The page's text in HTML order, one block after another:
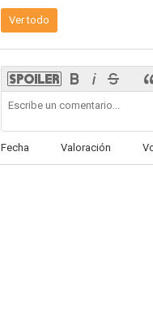
Ver todo
Fecha Valoración